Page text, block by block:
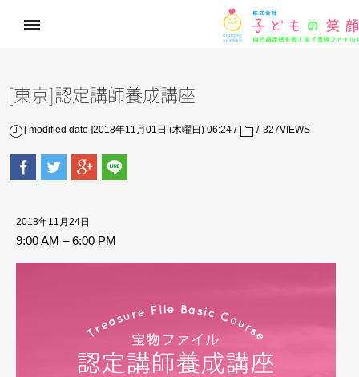
[東京]認定講師養成講座
[ modified date ]2018年11月01日 (木曜日) 06:24 327VIEWS
2018年11月24日
9:00 AM –6:00 PM